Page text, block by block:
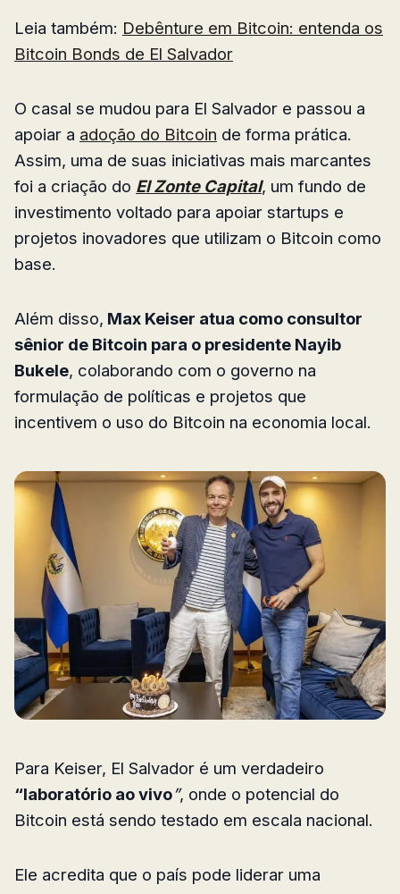
Leia também: Debênture em Bitcoin: entenda os
Bitcoin Bonds de El Salvador
O casal se mudou para El Salvador e passou a
apoiar a adoção do Bitcoin de forma prática.
Assim, uma de suas iniciativas mais marcantes
foi a criação do El Zonte Capital, um fundo de
investimento voltado para apoiar startups e
projetos inovadores que utilizam o Bitcoin como
base.
Além disso, Max Keiser atua como consultor
sênior de Bitcoin para o presidente Nayib
Bukele, colaborando com o governo na
formulação de políticas e projetos que
incentivem o uso do Bitcoin na economia local.
Para Keiser, El Salvador é um verdadeiro
“laboratório ao vivo”, onde o potencial do
Bitcoin está sendo testado em escala nacional.
Ele acredita que o país pode liderar uma